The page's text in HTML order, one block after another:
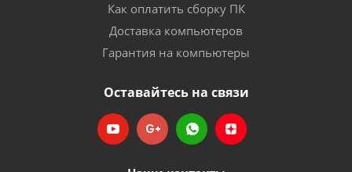
Как оплатить сборку ПК
Доставка компьютеров
Гарантия на компьютеры
Оставайтесь на связи